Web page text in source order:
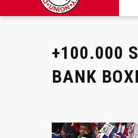
+100.000
BANK